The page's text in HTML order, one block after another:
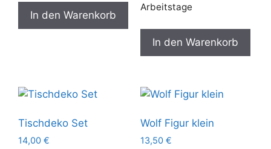
In den Warenkorb
Arbeitstage
In den Warenkorb
Tischdeko Set
14,00 €
Wolf Figur klein
13,50 €